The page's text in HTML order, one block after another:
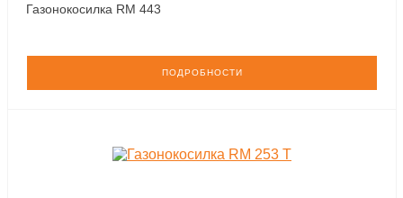
Газонокосилка RM 443
ПОДРОБНОСТИ